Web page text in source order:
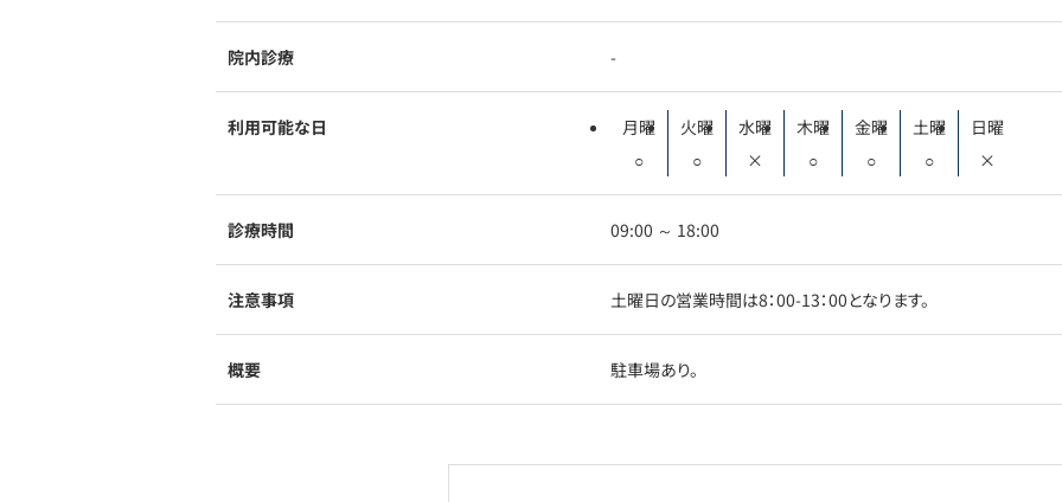
院内診療 -
利用可能な日
月曜
○
火曜
○
水曜
×
木曜
○
金曜
○
土曜
○
日曜
×
診療時間 09:00 ～ 18:00
注意事項 土曜日の営業時間は8：00-13：00となります。
概要 駐車場あり。